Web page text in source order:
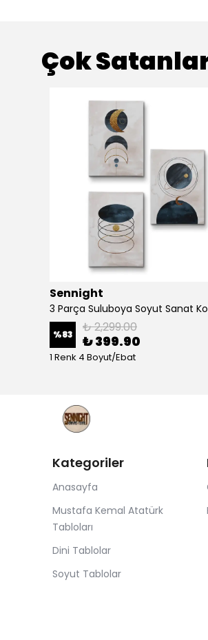
Çok
Sennight
%83 ₺ 2,299.00
₺ 399.90
1 Renk 4 Boyut/Ebat
Kategoriler
Anasayfa
Mustafa Kemal Atatürk
Tabloları
Dini Tablolar
Soyut Tablolar